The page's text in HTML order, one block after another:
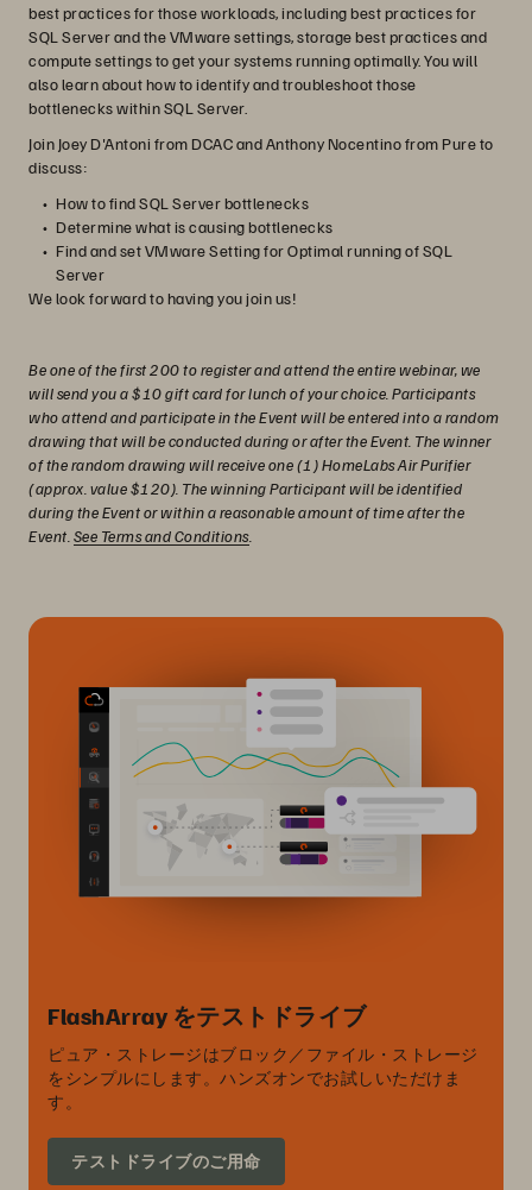
best practices for those workloads, including best practices for
SQL Server and the VMware settings, storage best practices and
compute settings to get your systems running optimally. You will
also learn about how to identify and troubleshoot those
bottlenecks within SQL Server.
Join Joey D'Antoni from DCAC and Anthony Nocentino from Pure to
discuss:
How to find SQL Server bottlenecks
Determine what is causing bottlenecks
Find and set VMware Setting for Optimal running of SQL
Server
We look forward to having you join us!
Be one of the first 200 to register and attend the entire webinar, we
will send you a $10 gift card for lunch of your choice. Participants
who attend and participate in the Event will be entered into a random
drawing that will be conducted during or after the Event. The winner
of the random drawing will receive one (1) HomeLabs Air Purifier
(approx. value $120). The winning Participant will be identified
during the Event or within a reasonable amount of time after the
Event. See Terms and Conditions.
FlashArray をテストドライブ
ピュア・ストレージはブロック／ファイル・ストレージ
をシンプルにします。ハンズオンでお試しいただけま
す。
テストドライブのご用命